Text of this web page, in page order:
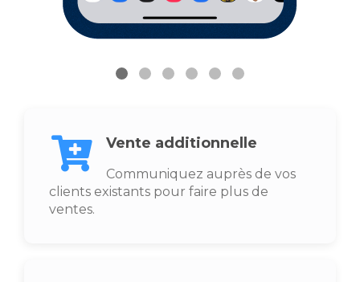
Vente additionnelle
Communiquez auprès de vos
clients existants pour faire plus de
ventes.